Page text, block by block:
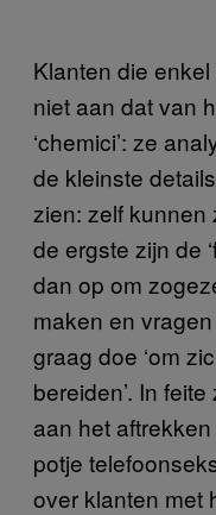
Klanten die
niet aan dat van
‘chemici’: ze
de kleinste
zien: zelf kunnen
de ergste zijn de
dan op om
maken en
graag doe ‘om
bereiden’. In
aan het
potje
over klanten met